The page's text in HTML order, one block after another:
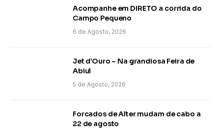
Acompanhe em DIRETO a corrida do
Campo Pequeno
6 de Agosto, 2026
Jet d’Ouro – Na grandiosa Feira de
Abiul
5 de Agosto, 2026
Forcados de Alter mudam de cabo a
22 de agosto